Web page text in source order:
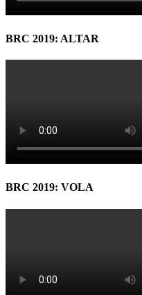
BRC 2019: ALTAR
BRC 2019: VOLA